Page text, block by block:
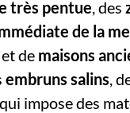
très pentue , des
de la
et de maisons
embruns salins ,
qui impose des